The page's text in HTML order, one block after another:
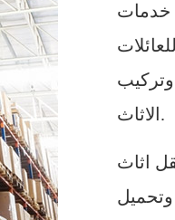
خدمات
الاثاث.
اثاث